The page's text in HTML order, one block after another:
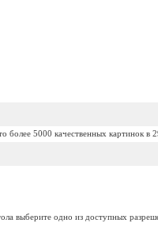
более 5000 качественных картинок в
выберите одно из доступных